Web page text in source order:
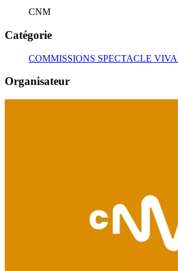
CNM
Catégorie
COMMISSIONS SPECTACLE
Organisateur